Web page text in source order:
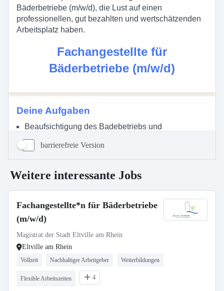
barrierefreie Version
Weitere interessante Jobs
Fachangestellte*n für Bäderbetriebe
(m/w/d)
Magistrat der Stadt Eltville am Rhein
Eltville am Rhein
Vollzeit Nachhaltiger Arbeitgeber Weiterbildungen
Flexible Arbeitszeiten 4